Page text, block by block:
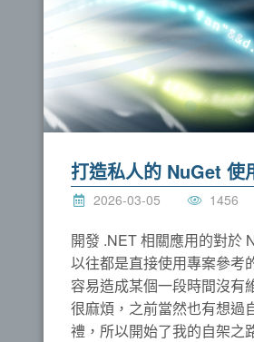
打造私人的 NuGet
2026-03-05 1456
開發 .NET 相關應用的對於
以往都是直接使用專案參考
容易造成某個一段時間沒有
很麻煩，之前當然也有想過
禮，所以開始了我的自架之